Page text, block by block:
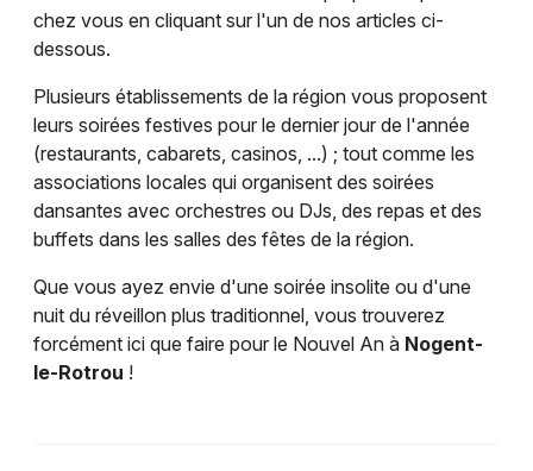
chez vous en cliquant sur l'un de nos articles ci-
dessous.
Plusieurs établissements de la région vous proposent
leurs soirées festives pour le dernier jour de l'année
(restaurants, cabarets, casinos, ...) ; tout comme les
associations locales qui organisent des soirées
dansantes avec orchestres ou DJs, des repas et des
buffets dans les salles des fêtes de la région.
Que vous ayez envie d'une soirée insolite ou d'une
nuit du réveillon plus traditionnel, vous trouverez
forcément ici que faire pour le Nouvel An à Nogent-
le-Rotrou !